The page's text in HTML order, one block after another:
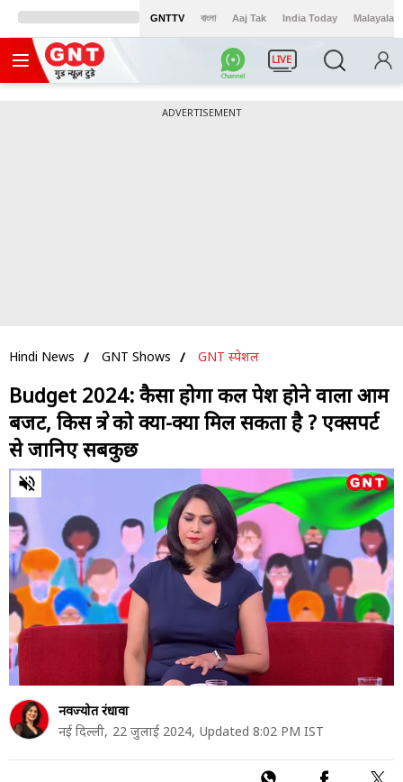
GNTTV বাংলা Aaj Tak India Today Malayalam
LIVE
ADVERTISEMENT
Hindi News GNT Shows GNT स्पेशल
Budget 2024: कैसा होगा कल पेश होने वाला आम
बजट, किस क्षेत्र को क्या-क्या मिल सकता है ? एक्सपर्ट
से जानिए सबकुछ
0
of
minutes,
22
seconds
नवज्योत रंधावा
नई दिल्ली, 22 जुलाई 2024, Updated 8:02 PM IST